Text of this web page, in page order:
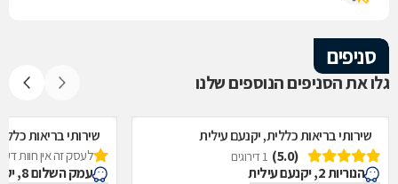
סניפים
גלו את הסניפים הנוספים שלנו
שירותי בריאות כללית, יקנעם עילית
(5.0)
1 דירוגים
הנוריות 2, יקנעם עילית
שירותי בריאות
לעסק זה אין חוות
עמק השלום 8, יקנעם עילית